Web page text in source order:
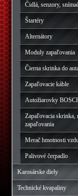
Čidlá, senzory,
Štartéry
Alternátory
Moduly zapaľovania
Čierna skrinka do
Zapaľovacie káble
Autožiarovky
Zapaľovacia skrinka,
zapaľovania
Merač hmotnosti
Palivové čerpadlo
Karosárske diely
Technické kvapaliny